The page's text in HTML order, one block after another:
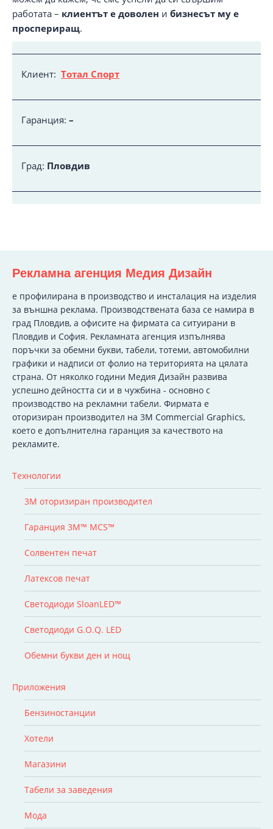
работата – клиентът е доволен и бизнесът му е
проспериращ.
Клиент: Тотал Спорт
Гаранция: –
Град: Пловдив
Рекламна агенция Медия Дизайн
e профилирана в производство и инсталация на изделия
за външна реклама. Производствената база се намира в
град Пловдив, а офисите на фирмата са ситуирани в
Пловдив и София. Рекламната агенция изпълнява
поръчки за обемни букви, табели, тотеми, автомобилни
графики и надписи от фолио на територията на цялата
страна. От няколко години Медия Дизайн развива
успешно дейността си и в чужбина - основно с
производство на рекламни табели. Фирмата е
оторизиран производител на 3M Commercial Graphics,
което е допълнителна гаранция за качеството на
рекламите.
Технологии
3M оторизиран производител
Гаранция 3M™ MCS™
Солвентен печат
Латексов печат
Светодиоди SloanLED™
Светодиоди G.O.Q. LED
Обемни букви ден и нощ
Приложения
Бензиностанции
Хотели
Магазини
Табели за заведения
Мода